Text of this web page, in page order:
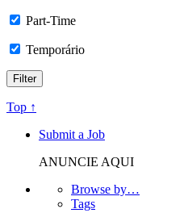
Part-Time
Temporário
Top ↑
Submit a Job
ANUNCIE AQUI
Browse by…
Tags